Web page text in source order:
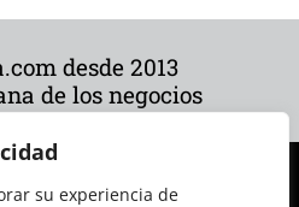
su experiencia de
desde 2013
de los negocios